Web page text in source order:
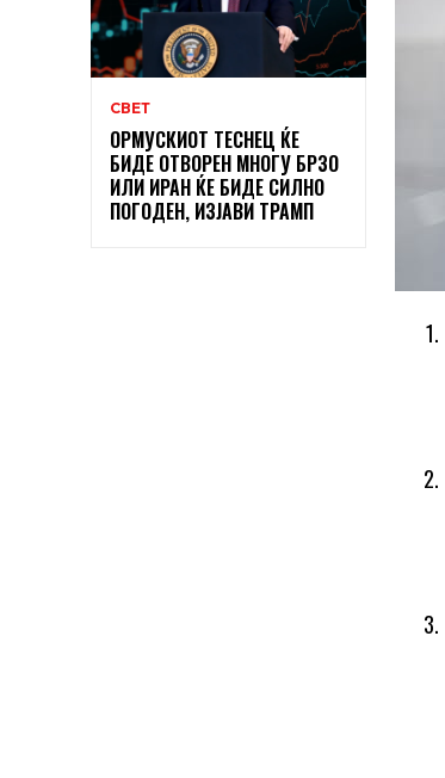
СВЕТ
ОРМУСКИОТ ТЕСНЕЦ ЌЕ
БИДЕ ОТВОРЕН МНОГУ БРЗО
ИЛИ ИРАН ЌЕ БИДЕ СИЛНО
ПОГОДЕН, ИЗЈАВИ ТРАМП